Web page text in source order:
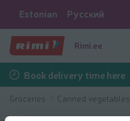
Estonian Русский
Rimi.ee
Book delivery time here
Groceries Canned vegetables